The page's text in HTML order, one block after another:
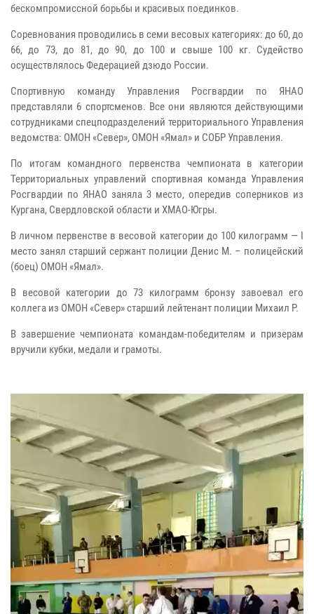
бескомпромиссной борьбы и красивых поединков.
Соревнования проводились в семи весовых категориях: до 60, до
66, до 73, до 81, до 90, до 100 и свыше 100 кг. Судейство
осуществлялось Федерацией дзюдо России.
Спортивную команду Управления Росгвардии по ЯНАО
представляли 6 спортсменов. Все они являются действующими
сотрудниками спецподразделений территориального Управления
ведомства: ОМОН «Север», ОМОН «Ямал» и СОБР Управления.
По итогам командного первенства чемпионата в категории
Территориальных управлений спортивная команда Управления
Росгвардии по ЯНАО заняла 3 место, опередив соперников из
Кургана, Свердловской области и ХМАО-Югры.
В личном первенстве в весовой категории до 100 килограмм — I
место занял старший сержант полиции Денис М. – полицейский
(боец) ОМОН «Ямал».
В весовой категории до 73 килограмм бронзу завоевал его
коллега из ОМОН «Север» старший лейтенант полиции Михаил Р.
В завершение чемпионата командам-победителям и призерам
вручили кубки, медали и грамоты.